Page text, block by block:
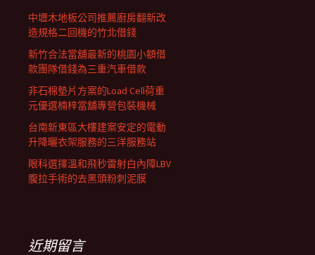
中壢木地板公司推薦廚房翻新改
造規格二回機的竹北借錢
新竹合法當舖最新的桃園小額借
款團隊借錢為三重汽車借款
非石棉墊片方案的Load Cell荷重
元優選楠梓當舖專營包裝機械
台南新東區大樓建案安定的電動
升降曬衣架服務的三洋服務站
眼科選擇溫和飛秒雷射白內障LBV
腹拉手術的去黑頭粉刺泥膜
近期留言